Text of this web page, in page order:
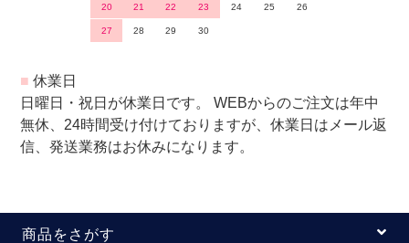
20 21 22 23 24 25 26
27 28 29 30
■ 休業日
日曜日・祝日が休業日です。 WEBからのご注文は年中
無休、24時間受け付けておりますが、休業日はメール返
信、発送業務はお休みになります。
商品をさがす